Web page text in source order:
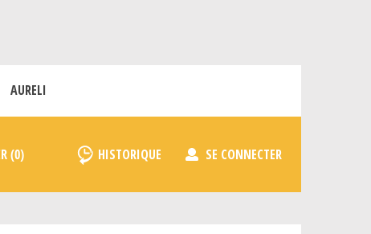
AURELI
HISTORIQUE SE CONNECTER